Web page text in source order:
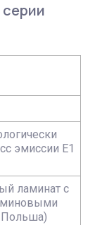
эмиссии Е1
ламинат с